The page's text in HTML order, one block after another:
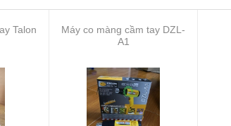
Talon
Máy co màng cầm tay DZL-
A1